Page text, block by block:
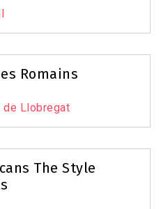
Romains
de Llobregat
The Style